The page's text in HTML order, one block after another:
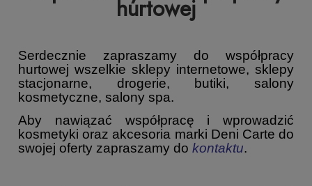
hurtowej
Serdecznie zapraszamy do współpracy
hurtowej wszelkie sklepy internetowe, sklepy
stacjonarne, drogerie, butiki, salony
kosmetyczne, salony spa.
Aby nawiązać współpracę i wprowadzić
kosmetyki oraz akcesoria marki Deni Carte do
swojej oferty zapraszamy do kontaktu.